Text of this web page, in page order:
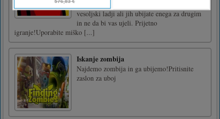
vesoljski ladji ali jih ubijate enega za drugim
in ne da bi vas ujeli. Prijetno
igranje!Uporabite miško [...]
Iskanje zombija
Najdemo zombija in ga ubijemo!Pritisnite
zaslon za uboj